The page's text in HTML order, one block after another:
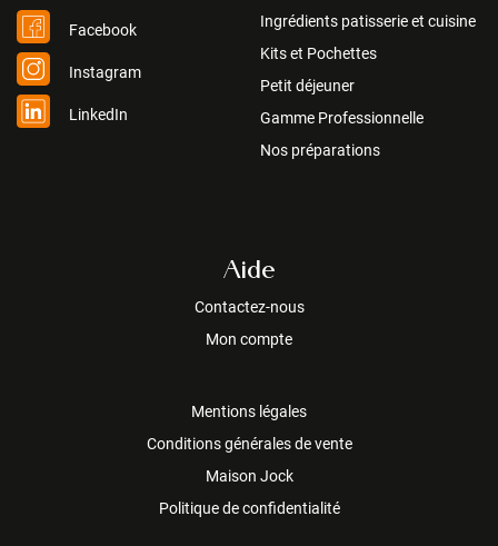
Ingrédients patisserie et cuisine
Kits et Pochettes
Petit déjeuner
Gamme Professionnelle
Nos préparations
Aide
Contactez-nous
Mon compte
Mentions légales
Conditions générales de vente
Maison Jock
Politique de confidentialité
Facebook
Instagram
LinkedIn